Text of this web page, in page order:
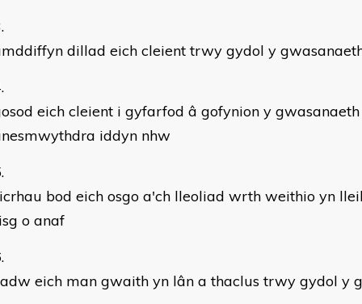
dillad eich cleient trwy gydol y
eich cleient i gyfarfod â gofynion y gwasanaeth
iddyn nhw
bod eich osgo a'ch lleoliad wrth weithio yn
o anaf
eich man gwaith yn lân a thaclus trwy gydol y